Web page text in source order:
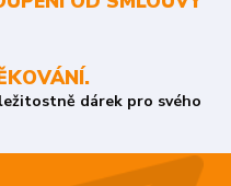
dárek pro svého